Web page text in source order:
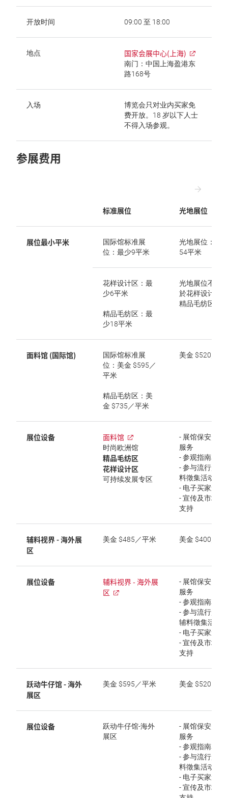
开放时间 09:00 至 18:00
地点 国家会展中心(上海)
南门：中国上海盈港东
路168号
入场
博览会只对业内买家免
费开放。18 岁以下人士
不得入场参观。
参展费用
标准展位 光地展位
展位最小平米
国际馆标准展
位：最少9平米
光地展位：最
54平米
花样设计区：最
少6平米
精品毛纺区：最
少18平米
光地展位不适
於花样设计区
精品毛纺区
面料馆 (国际馆)
国际馆标准展
位：美金 $595／
平米
精品毛纺区：美
金 $735／平米
美金 $520／平
展位设备 面料馆
时尚欧洲馆
精品毛纺区
花样设计区
可持续发展专区
- 展馆保安／清
服务
- 参观指南名录
- 参与流行趋势
料徵集活动
- 电子买家邀请
- 宣传及市场讯
支持
辅料视界 - 海外展
区
美金 $485／平米 美金 $400／平
展位设备
辅料视界 - 海外展
区
- 展馆保安／清
服务
- 参观指南名录
- 参与流行趋势
辅料徵集活动
- 电子买家邀
- 宣传及市场讯
支持
跃动牛仔馆 - 海外
展区
美金 $595／平米 美金 $520：平
展位设备
跃动牛仔馆-海外
展区
- 展馆保安／清
服务
- 参观指南名录
- 参与流行趋势
料徵集活动
- 电子买家邀请
- 宣传及市场讯